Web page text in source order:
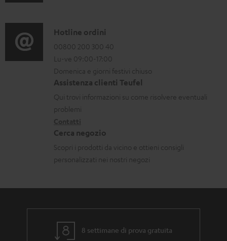
i
s
c
a
r
i
c
a
b
l
i
o
r
m
a
z
i
n
i
a
C
o
n
t
a
t
i
Hotline ordini
00800 200 300 40
Lu-ve 09:00-17:00
Domenica e giorni festivi chiuso
Assistenza clienti Teufel
Qui trovi informazioni su come risolvere eventuali
problemi
Cerca negozio
Scopri i prodotti da vicino e ottieni consigli
personalizzati nei nostri negozi
8 settimane di prova gratuita